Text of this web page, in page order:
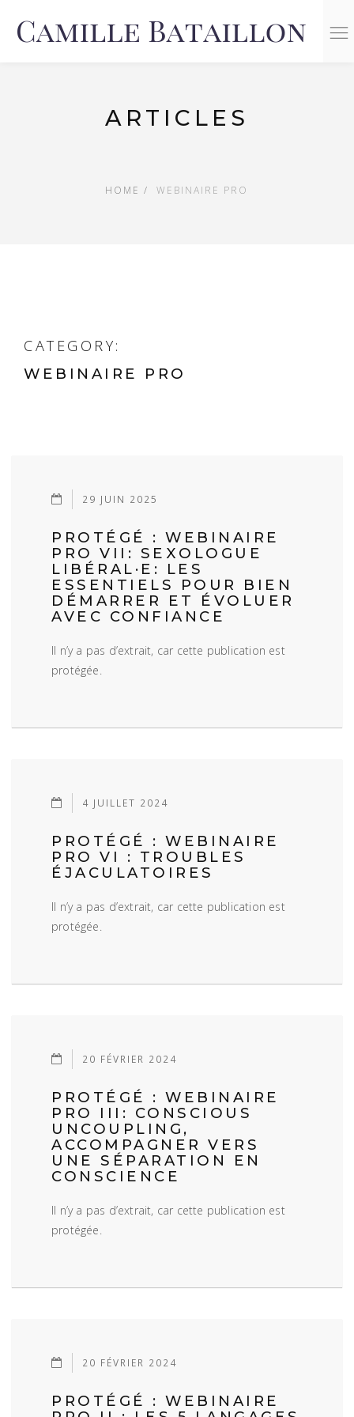
ARTICLES
HOME WEBINAIRE PRO
CATEGORY:
WEBINAIRE PRO
29 JUIN 2025
PROTÉGÉ : WEBINAIRE
PRO VII: SEXOLOGUE
LIBÉRAL·E: LES
ESSENTIELS POUR BIEN
DÉMARRER ET ÉVOLUER
AVEC CONFIANCE
Il n’y a pas d’extrait, car cette publication est
protégée.
4 JUILLET 2024
PROTÉGÉ : WEBINAIRE
PRO VI : TROUBLES
ÉJACULATOIRES
Il n’y a pas d’extrait, car cette publication est
protégée.
20 FÉVRIER 2024
PROTÉGÉ : WEBINAIRE
PRO III: CONSCIOUS
UNCOUPLING,
ACCOMPAGNER VERS
UNE SÉPARATION EN
CONSCIENCE
Il n’y a pas d’extrait, car cette publication est
protégée.
20 FÉVRIER 2024
PROTÉGÉ : WEBINAIRE